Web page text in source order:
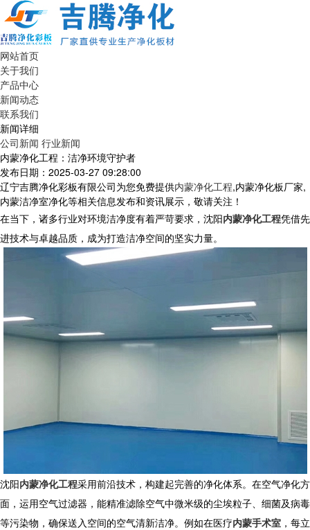
网站首页
关于我们
产品中心
新闻动态
联系我们
新闻详细
公司新闻 行业新闻
内蒙净化工程：洁净环境守护者
发布日期：2025-03-27 09:28:00
辽宁吉腾净化彩板有限公司为您免费提供内蒙净化工程,内蒙净化板厂家,
内蒙洁净室净化等相关信息发布和资讯展示，敬请关注！
在当下，诸多行业对环境洁净度有着严苛要求，沈阳内蒙净化工程凭借先
进技术与卓越品质，成为打造洁净空间的坚实力量。
​ 沈阳内蒙净化工程采用前沿技术，构建起完善的净化体系。在空气净化方
面，运用空气过滤器，能精准滤除空气中微米级的尘埃粒子、细菌及病毒
等污染物，确保送入空间的空气清新洁净。例如在医疗内蒙手术室 ，每立